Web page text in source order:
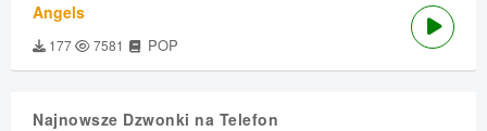
Angels
177 7581 POP
Najnowsze Dzwonki na Telefon